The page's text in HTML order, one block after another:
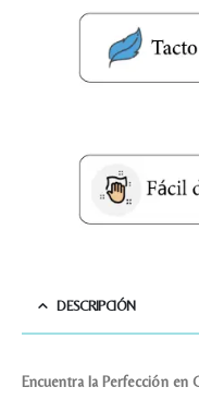
DESCRIPCIÓN
Encuentra la Perfección en